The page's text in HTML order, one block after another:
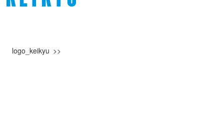
logo_keikyu